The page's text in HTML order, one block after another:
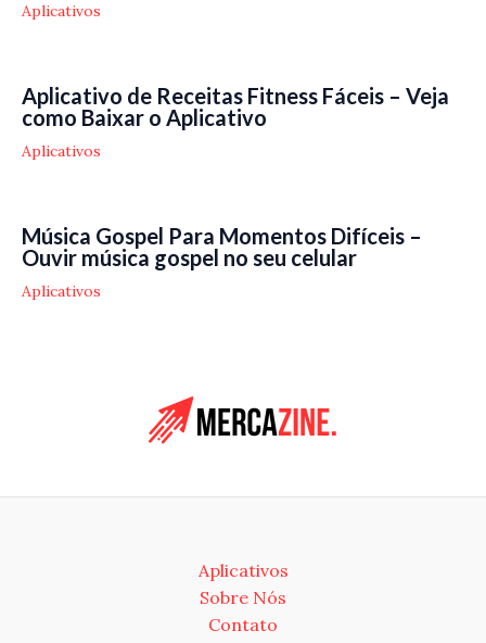
Aplicativos
Aplicativo de Receitas Fitness Fáceis – Veja
como Baixar o Aplicativo
Aplicativos
Música Gospel Para Momentos Difíceis –
Ouvir música gospel no seu celular
Aplicativos
Aplicativos
Sobre Nós
Contato